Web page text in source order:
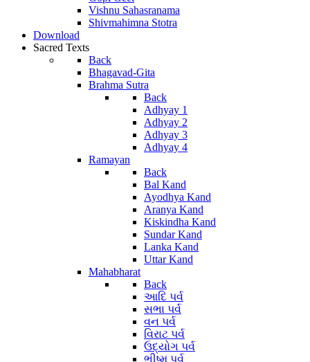
Vishnu Sahasranama
Shivmahimna Stotra
Download
Sacred Texts
Back
Bhagavad-Gita
Brahma Sutra
Back
Adhyay 1
Adhyay 2
Adhyay 3
Adhyay 4
Ramayan
Back
Bal Kand
Ayodhya Kand
Aranya Kand
Kiskindha Kand
Sundar Kand
Lanka Kand
Uttar Kand
Mahabharat
Back
આદિ પર્વ
સભા પર્વ
વન પર્વ
વિરાટ પર્વ
ઉદ્યોગ પર્વ
ભીષ્મ પર્વ